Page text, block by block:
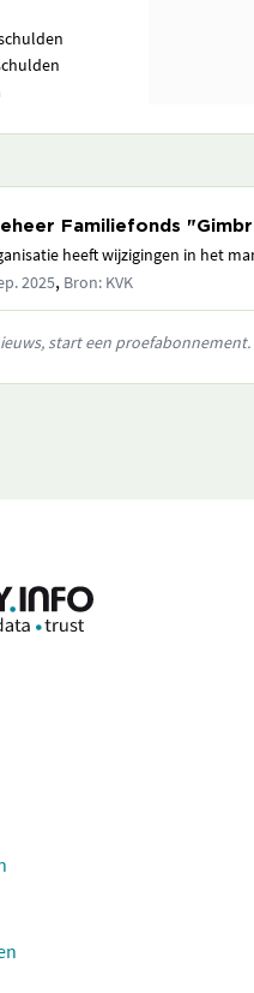
Familiefonds
heeft wijzigingen in het
2025, Bron: KVK
start een proefabonnement.